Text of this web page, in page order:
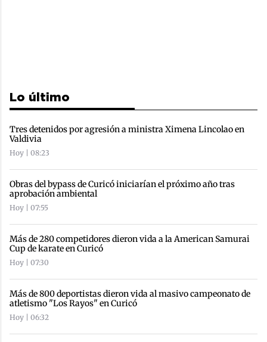
Lo último
Tres detenidos por agresión a ministra Ximena Lincolao en
Valdivia
Hoy | 08:23
Obras del bypass de Curicó iniciarían el próximo año tras
aprobación ambiental
Hoy | 07:55
Más de 280 competidores dieron vida a la American Samurai
Cup de karate en Curicó
Hoy | 07:30
Más de 800 deportistas dieron vida al masivo campeonato de
atletismo "Los Rayos" en Curicó
Hoy | 06:32